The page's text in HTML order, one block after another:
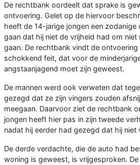
De rechtbank oordeelt dat sprake is
ontvoering. Gelet op de hiervoor
heeft de 14-jarige jongen een zodanige
gaan dat hij niet de vrijheid had om
gaan. De rechtbank vindt de ontvoering
schokkend feit, dat voor de
angstaanjagend moet zijn geweest.
De mannen werd ook verweten dat
gezegd dat ze zijn vingers zouden
meegaan. Daarvoor ziet de rechtbank
jongen heeft hier pas in zijn tweede
nadat hij eerder had gezegd dat hij niet
De derde verdachte, die de auto had
woning is geweest, is vrijgesproken.